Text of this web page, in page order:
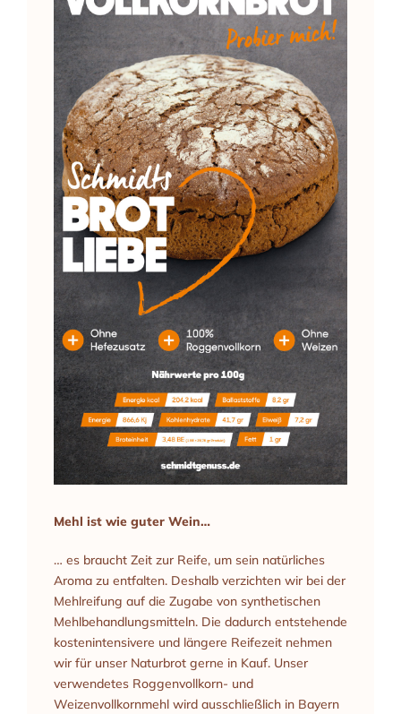
Mehl ist wie guter Wein…
… es braucht Zeit zur Reife, um sein natürliches
Aroma zu entfalten. Deshalb verzichten wir bei der
Mehlreifung auf die Zugabe von synthetischen
Mehlbehandlungsmitteln. Die dadurch entstehende
kostenintensivere und längere Reifezeit nehmen
wir für unser Naturbrot gerne in Kauf. Unser
verwendetes Roggenvollkorn- und
Weizenvollkornmehl wird ausschließlich in Bayern